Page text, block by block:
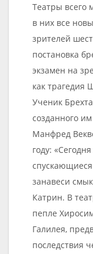
Театры всего
в них все
зрителей
постановка
экзамен на
как трагедия
Ученик
созданного
Манфред
году:
занавеси
Катрин. В
пепле
Галилея,
последствия